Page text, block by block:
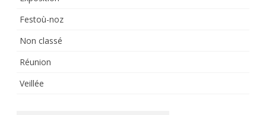
Festoù-noz
Non classé
Réunion
Veillée